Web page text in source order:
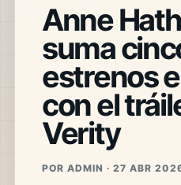
Anne
suma
estrenos
con el
Verity
POR ADMIN · 27 ABR